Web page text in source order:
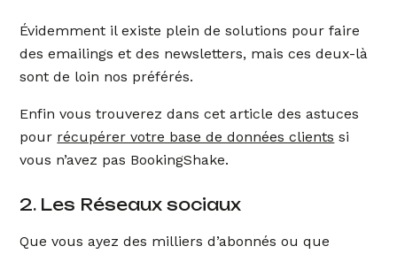
Évidemment il existe plein de solutions pour faire
des emailings et des newsletters, mais ces deux-là
sont de loin nos préférés.
Enfin vous trouverez dans cet article des astuces
pour récupérer votre base de données clients si
vous n’avez pas BookingShake.
2. Les Réseaux sociaux
Que vous ayez des milliers d’abonnés ou que